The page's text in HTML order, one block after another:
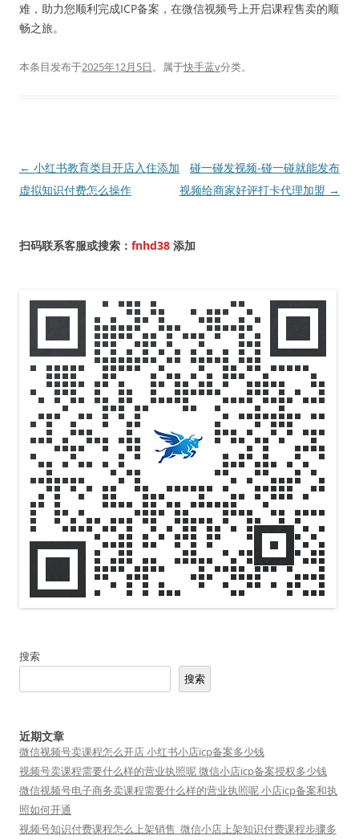
难，助力您顺利完成ICP备案，在微信视频号上开启课程售卖的顺
畅之旅。
本条目发布于2025年12月5日。属于快手蓝v分类。
文
章
← 小红书教育类目开店入住添加
虚拟知识付费怎么操作
碰一碰发视频-碰一碰就能发布
视频给商家好评打卡代理加盟 →
扫码联系客服或搜索： fnhd38 添加
搜索
搜索
近期文章
微信视频号卖课程怎么开店 小红书小店icp备案多少钱
视频号卖课程需要什么样的营业执照呢 微信小店icp备案授权多少钱
微信视频号电子商务卖课程需要什么样的营业执照呢 小店icp备案和执
照如何开通
视频号知识付费课程怎么上架销售_微信小店上架知识付费课程步骤多